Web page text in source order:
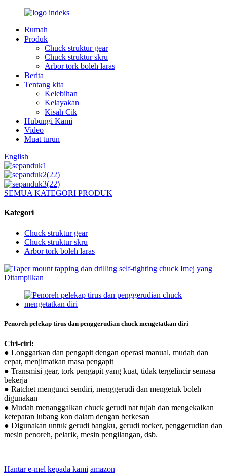
Rumah
Produk
Chuck struktur gear
Chuck struktur skru
Arbor tork boleh laras
Berita
Tentang kita
Kelebihan
Kelayakan
Kisah Cik
Hubungi Kami
Video
Muat turun
English
SEMUA KATEGORI PRODUK
Kategori
Chuck struktur gear
Chuck struktur skru
Arbor tork boleh laras
Penoreh pelekap tirus dan penggerudian chuck mengetatkan diri
Ciri-ciri:
● Longgarkan dan pengapit dengan operasi manual, mudah dan
cepat, menjimatkan masa pengapit
● Transmisi gear, tork pengapit yang kuat, tidak tergelincir semasa
bekerja
● Ratchet mengunci sendiri, menggerudi dan mengetuk boleh
digunakan
● Mudah menanggalkan chuck gerudi nat tujah dan mengekalkan
ketepatan lubang kon dalam dengan berkesan
● Digunakan untuk gerudi bangku, gerudi rocker, penggerudian dan
mesin penoreh, pelarik, mesin pengilangan, dsb.
Hantar e-mel kepada kami amazon